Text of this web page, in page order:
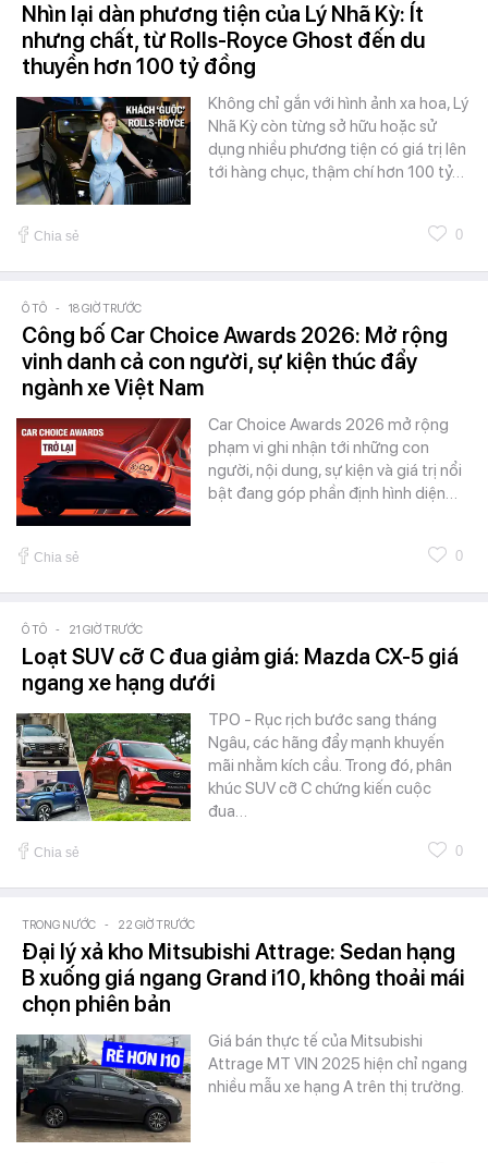
Nhìn lại dàn phương tiện của Lý Nhã Kỳ: Ít
nhưng chất, từ Rolls-Royce Ghost đến du
thuyền hơn 100 tỷ đồng
Không chỉ gắn với hình ảnh xa hoa, Lý
Nhã Kỳ còn từng sở hữu hoặc sử
dụng nhiều phương tiện có giá trị lên
tới hàng chục, thậm chí hơn 100 tỷ…
Chia sẻ 0
Ô TÔ - 18 GIỜ TRƯỚC
Công bố Car Choice Awards 2026: Mở rộng
vinh danh cả con người, sự kiện thúc đẩy
ngành xe Việt Nam
Car Choice Awards 2026 mở rộng
phạm vi ghi nhận tới những con
người, nội dung, sự kiện và giá trị nổi
bật đang góp phần định hình diện…
Chia sẻ 0
Ô TÔ - 21 GIỜ TRƯỚC
Loạt SUV cỡ C đua giảm giá: Mazda CX-5 giá
ngang xe hạng dưới
TPO - Rục rịch bước sang tháng
Ngâu, các hãng đẩy mạnh khuyến
mãi nhằm kích cầu. Trong đó, phân
khúc SUV cỡ C chứng kiến cuộc
đua…
Chia sẻ 0
TRONG NƯỚC - 22 GIỜ TRƯỚC
Đại lý xả kho Mitsubishi Attrage: Sedan hạng
B xuống giá ngang Grand i10, không thoải mái
chọn phiên bản
Giá bán thực tế của Mitsubishi
Attrage MT VIN 2025 hiện chỉ ngang
nhiều mẫu xe hạng A trên thị trường.